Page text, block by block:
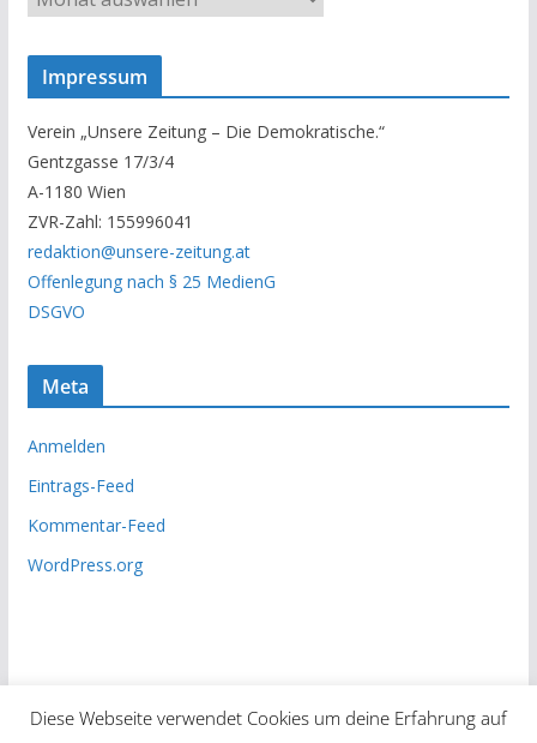
n
s
A
r
c
h
i
v
Impressum
Verein „Unsere Zeitung – Die Demokratische.“
Gentzgasse 17/3/4
A-1180 Wien
ZVR-Zahl: 155996041
redaktion@unsere-zeitung.at
Offenlegung nach § 25 MedienG
DSGVO
Meta
Anmelden
Eintrags-Feed
Kommentar-Feed
WordPress.org
Diese Webseite verwendet Cookies um deine Erfahrung auf